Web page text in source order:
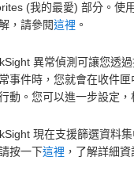
(我的最愛) 部分。使
，請參閱這裡 。
異常偵測可讓您透
事件時，您就會在收件
動。您可以進一步設定
現在支援篩選資料
按一下這裡 ，了解詳細